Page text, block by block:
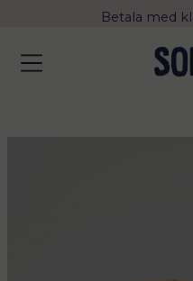
Betala med
Fri frakt över 799
Leverans 2-4